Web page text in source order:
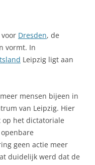
Dresden, de
vormt. In
Leipzig ligt aan
mensen bijeen in
van Leipzig. Hier
het dictatoriale
geen actie meer
duidelijk werd dat de